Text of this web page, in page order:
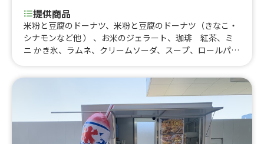
提供商品
米粉と豆腐のドーナツ、米粉と豆腐のドーナツ（きなこ・
シナモンなど他 ） 、お米のジェラート、珈琲 紅茶、ミ
ニ かき氷、ラムネ、クリームソーダ、スープ、ロールパン